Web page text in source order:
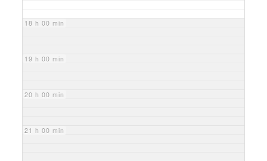
18 h 00 min
19 h 00 min
20 h 00 min
21 h 00 min